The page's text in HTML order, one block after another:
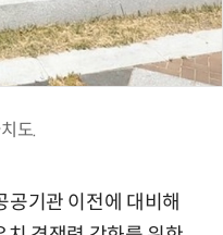
도.
기관 이전에 대비해